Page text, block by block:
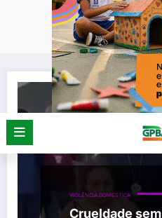
Tag:
Página
VIOLÊNCIA DOMÉSTICA
Crueldade